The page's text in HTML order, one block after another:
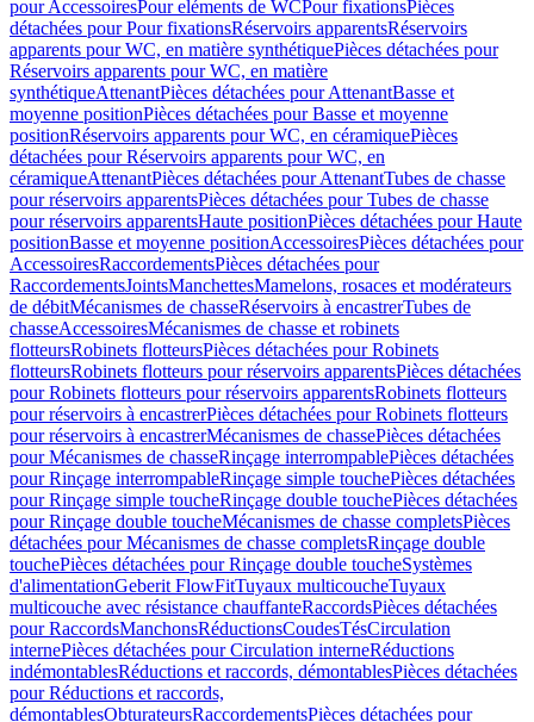
pour AccessoiresPour eléments de WCPour fixationsPièces
détachées pour Pour fixationsRéservoirs apparentsRéservoirs
apparents pour WC, en matière synthétiquePièces détachées pour
Réservoirs apparents pour WC, en matière
synthétiqueAttenantPièces détachées pour AttenantBasse et
moyenne positionPièces détachées pour Basse et moyenne
positionRéservoirs apparents pour WC, en céramiquePièces
détachées pour Réservoirs apparents pour WC, en
céramiqueAttenantPièces détachées pour AttenantTubes de chasse
pour réservoirs apparentsPièces détachées pour Tubes de chasse
pour réservoirs apparentsHaute positionPièces détachées pour Haute
positionBasse et moyenne positionAccessoiresPièces détachées pour
AccessoiresRaccordementsPièces détachées pour
RaccordementsJointsManchettesMamelons, rosaces et modérateurs
de débitMécanismes de chasseRéservoirs à encastrerTubes de
chasseAccessoiresMécanismes de chasse et robinets
flotteursRobinets flotteursPièces détachées pour Robinets
flotteursRobinets flotteurs pour réservoirs apparentsPièces détachées
pour Robinets flotteurs pour réservoirs apparentsRobinets flotteurs
pour réservoirs à encastrerPièces détachées pour Robinets flotteurs
pour réservoirs à encastrerMécanismes de chassePièces détachées
pour Mécanismes de chasseRinçage interrompablePièces détachées
pour Rinçage interrompableRinçage simple touchePièces détachées
pour Rinçage simple toucheRinçage double touchePièces détachées
pour Rinçage double toucheMécanismes de chasse completsPièces
détachées pour Mécanismes de chasse completsRinçage double
touchePièces détachées pour Rinçage double toucheSystèmes
d'alimentationGeberit FlowFitTuyaux multicoucheTuyaux
multicouche avec résistance chauffanteRaccordsPièces détachées
pour RaccordsManchonsRéductionsCoudesTésCirculation
internePièces détachées pour Circulation interneRéductions
indémontablesRéductions et raccords, démontablesPièces détachées
pour Réductions et raccords,
démontablesObturateursRaccordementsPièces détachées pour